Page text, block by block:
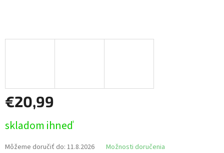
€20,99
cena:
skladom ihneď
Môžeme doručiť do: 11.8.2026 Možnosti doručenia